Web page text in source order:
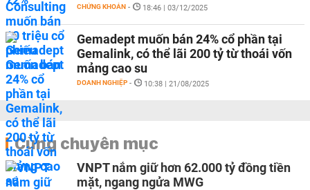
CHỨNG KHOÁN - 18:46 | 03/12/2025
Gemadept muốn bán 24% cổ phần tại
Gemalink, có thể lãi 200 tỷ từ thoái vốn
mảng cao su
DOANH NGHIỆP - 10:38 | 21/08/2025
Cùng chuyên mục
VNPT nắm giữ hơn 62.000 tỷ đồng tiền
mặt, ngang ngửa MWG